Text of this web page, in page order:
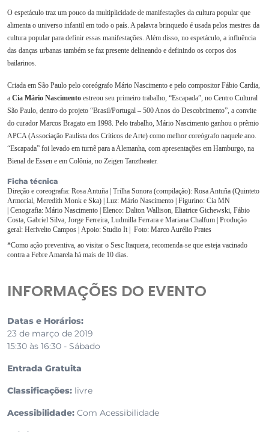
O espetáculo traz um pouco da multiplicidade de manifestações da cultura popular que
alimenta o universo infantil em todo o país. A palavra brinquedo é usada pelos mestres da
cultura popular para definir essas manifestações. Além disso, no espetáculo, a influência
das danças urbanas também se faz presente delineando e definindo os corpos dos
bailarinos.
Criada em São Paulo pelo coreógrafo Mário Nascimento e pelo compositor Fábio Cardia,
a Cia Mário Nascimento estreou seu primeiro trabalho, “Escapada”, no Centro Cultural
São Paulo, dentro do projeto “Brasil/Portugal – 500 Anos do Descobrimento”, a convite
do curador Marcos Bragato em 1998. Pelo trabalho, Mário Nascimento ganhou o prêmio
APCA (Associação Paulista dos Críticos de Arte) como melhor coreógrafo naquele ano.
“Escapada” foi levado em turnê para a Alemanha, com apresentações em Hamburgo, na
Bienal de Essen e em Colônia, no Zeigen Tanztheater.
Ficha técnica
Direção e coreografia: Rosa Antuña | Trilha Sonora (compilação): Rosa Antuña (Quinteto
Armorial, Meredith Monk e Ska) | Luz: Mário Nascimento | Figurino: Cia MN
| Cenografia: Mário Nascimento | Elenco: Dalton Wallison, Eliatrice Gichewski, Fábio
Costa, Gabriel Silva, Jorge Ferreira, Ludmilla Ferrara e Mariana Chalfum | Produção
geral: Herivelto Campos | Apoio: Studio It | Foto: Marco Aurélio Prates
*Como ação preventiva, ao visitar o Sesc Itaquera, recomenda-se que esteja vacinado
contra a Febre Amarela há mais de 10 dias.
INFORMAÇÕES DO EVENTO
Datas e Horários:
23 de março de 2019
15:30 às 16:30 - Sábado
Entrada Gratuita
Classificações: livre
Acessibilidade: Com Acessibilidade